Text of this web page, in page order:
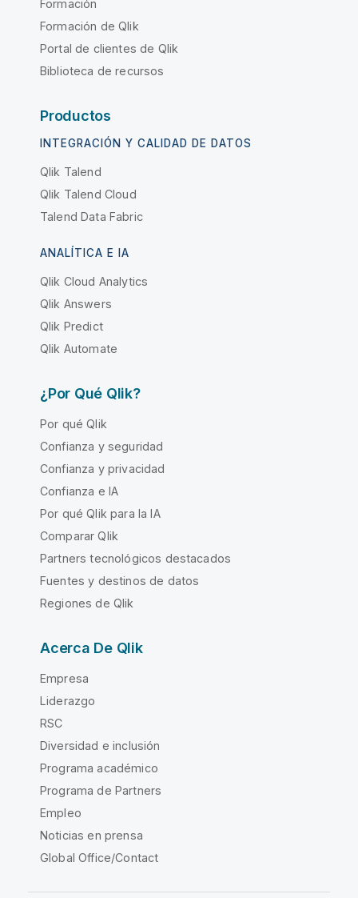
Formación
Formación de Qlik
Portal de clientes de Qlik
Biblioteca de recursos
Productos
INTEGRACIÓN Y CALIDAD DE DATOS
Qlik Talend
Qlik Talend Cloud
Talend Data Fabric
ANALÍTICA E IA
Qlik Cloud Analytics
Qlik Answers
Qlik Predict
Qlik Automate
¿Por Qué Qlik?
Por qué Qlik
Confianza y seguridad
Confianza y privacidad
Confianza e IA
Por qué Qlik para la IA
Comparar Qlik
Partners tecnológicos destacados
Fuentes y destinos de datos
Regiones de Qlik
Acerca De Qlik
Empresa
Liderazgo
RSC
Diversidad e inclusión
Programa académico
Programa de Partners
Empleo
Noticias en prensa
Global Office/Contact